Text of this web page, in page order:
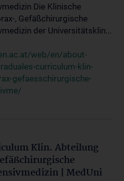
Die Klinische
, Gefäßchirurgische
der Universitätsklin...
web/en/about-
curriculum-klin-
gefaesschirurgische-
Klin. Abteilung
| MedUni